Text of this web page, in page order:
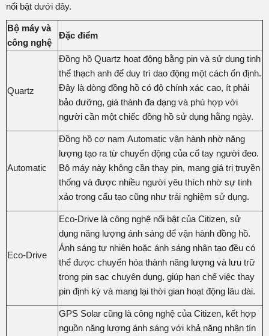
nổi bật dưới đây.
Bộ máy và
công nghệ
Đặc điểm
Quartz
Đồng hồ Quartz hoạt động bằng pin và sử dụng tinh
thể thạch anh để duy trì dao động một cách ổn định.
Đây là dòng đồng hồ có độ chính xác cao, ít phải
bảo dưỡng, giá thành đa dạng và phù hợp với
người cần một chiếc đồng hồ sử dụng hằng ngày.
Automatic
Đồng hồ cơ nam Automatic vận hành nhờ năng
lượng tạo ra từ chuyển động của cổ tay người đeo.
Bộ máy này không cần thay pin, mang giá trị truyền
thống và được nhiều người yêu thích nhờ sự tinh
xảo trong cấu tạo cũng như trải nghiệm sử dụng.
Eco-Drive
Eco-Drive là công nghệ nổi bật của Citizen, sử
dụng năng lượng ánh sáng để vận hành đồng hồ.
Ánh sáng tự nhiên hoặc ánh sáng nhân tạo đều có
thể được chuyển hóa thành năng lượng và lưu trữ
trong pin sạc chuyên dụng, giúp hạn chế việc thay
pin định kỳ và mang lại thời gian hoạt động lâu dài.
GPS Solar cũng là công nghệ của Citizen, kết hợp
nguồn năng lượng ánh sáng với khả năng nhận tín